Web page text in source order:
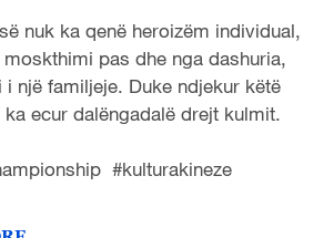
nuk ka qenë heroizëm individual,
pas dhe nga dashuria,
një familjeje. Duke ndjekur këtë
ecur dalëngadalë drejt kulmit.
#kulturakineze